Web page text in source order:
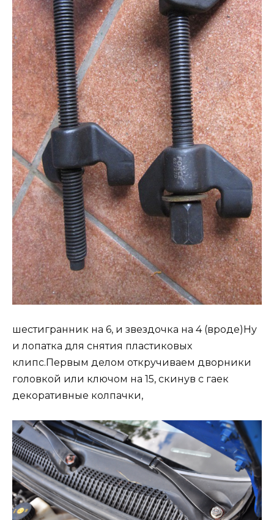
шестигранник на 6, и звездочка на 4 (вроде)Ну
и лопатка для снятия пластиковых
клипс.Первым делом откручиваем дворники
головкой или ключом на 15, скинув с гаек
декоративные колпачки,